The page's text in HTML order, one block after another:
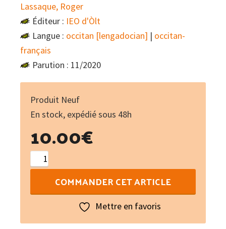
Lassaque, Roger
Éditeur : IEO d'Òlt
Langue : occitan [lengadocian] | occitan-
français
Parution : 11/2020
Produit Neuf
En stock, expédié sous 48h
10.00€
quantité
de
MagdalenaCOMMANDER CET ARTICLE
Mettre en favoris